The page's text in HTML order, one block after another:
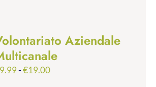
Aziendale
9.99-€19.00Fascia